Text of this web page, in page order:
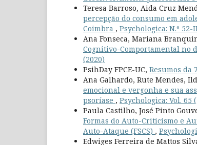
Teresa Barroso, Aida Cruz
percepção do consumo em
Coimbra , Psychologica: N.º 52-
Ana Fonseca, Mariana
Cognitivo-Comportamental no
(2020)
PsihDay FPCE-UC, Resumos da
Ana Galhardo, Rute Mendes,
emocional e vergonha e sua
psoríase , Psychologica: Vol. 65
Paula Castilho, José Pinto
Formas do Auto-Criticismo e
Auto-Ataque (FSCS) ,
Edwiges Ferreira de Mattos